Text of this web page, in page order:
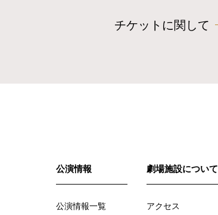
チケットに関して
公演情報
公演情報一覧
劇場施設について
アクセス